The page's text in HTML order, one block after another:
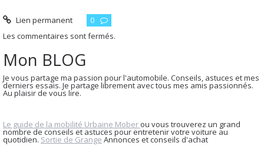
Lien permanent
0
Les commentaires sont fermés.
Mon BLOG
Je vous partage ma passion pour l'automobile. Conseils, astuces et mes
derniers essais. Je partage librement avec tous mes amis passionnés.
Au plaisir de vous lire.
Le guide de la mobilité Urbaine Mober ou vous trouverez un grand
nombre de conseils et astuces pour entretenir votre voiture au
quotidien. Sortie de Grange Annonces et conseils d'achat